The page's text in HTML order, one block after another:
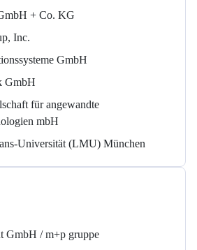
+ Co. KG
Inc.
GmbH
GmbH
für angewandte
mbH
Universität (LMU) München
GmbH / m+p gruppe